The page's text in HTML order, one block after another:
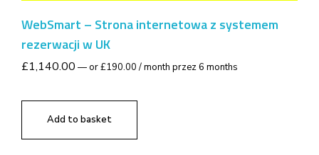
WebSmart – Strona internetowa z systemem
rezerwacji w UK
£1,140.00 —or£190.00 / month przez 6 months
Add to basket